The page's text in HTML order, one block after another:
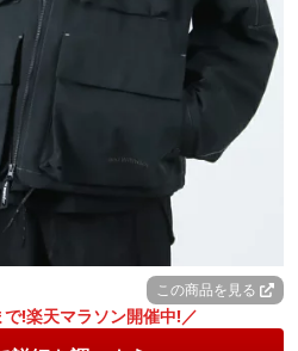
この商品を見る
!楽天マラソン開催中!／